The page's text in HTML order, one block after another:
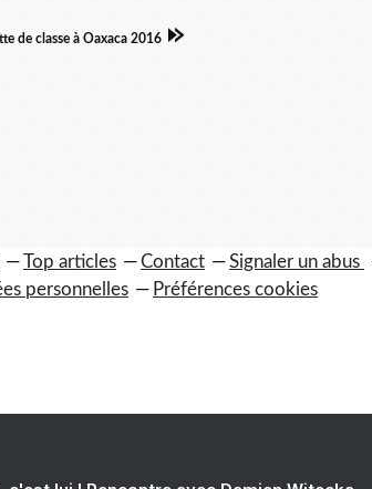
de classe à Oaxaca 2016
Top articles Contact Signaler un abus
personnelles Préférences cookies